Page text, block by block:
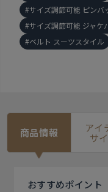
サイズ調節可能 ピンバ
サイズ調節可能 ジャケ
ベルト スーツスタイル
商品情報 アイ
サ
おすすめポイント